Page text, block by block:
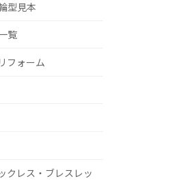
型見本
覧
フォーム
クレス・ブレスレッ